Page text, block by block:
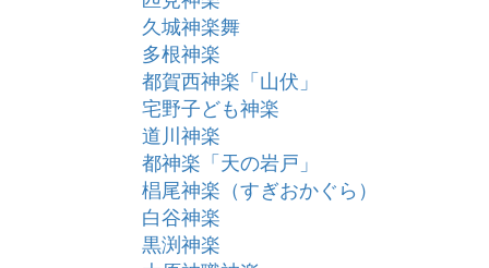
久城神楽舞
多根神楽
都賀西神楽「山伏」
宅野子ども神楽
道川神楽
都神楽「天の岩戸」
椙尾神楽（すぎおかぐら）
白谷神楽
黒渕神楽